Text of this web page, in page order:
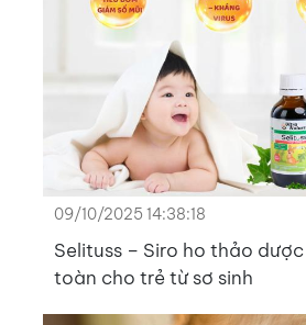
09/10/2025 14:38:18
Selituss – Siro ho thảo
toàn cho trẻ từ sơ sinh